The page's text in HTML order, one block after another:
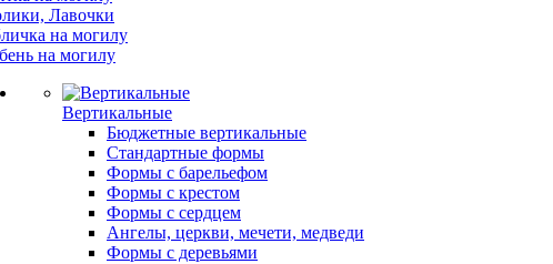
Лавочки
на могилу
на могилу
Вертикальные
Бюджетные вертикальные
Стандартные формы
Формы с барельефом
Формы с крестом
Формы с сердцем
Ангелы, церкви, мечети, медведи
Формы с деревьями